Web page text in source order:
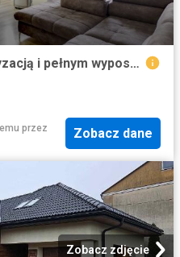
Przytulne 36,5 m² z klimatyzacją i pełnym wyposażeniem
przez
Zobacz dane
Zobacz zdjęcie